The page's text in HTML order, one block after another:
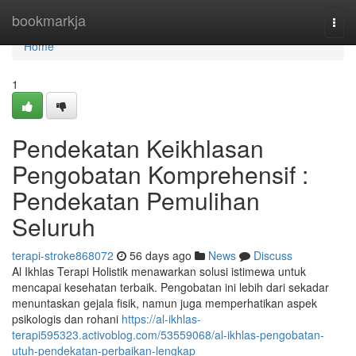
bookmarkja
Home
Home
1
Pendekatan Keikhlasan
Pengobatan Komprehensif :
Pendekatan Pemulihan
Seluruh
terapi-stroke868072 56 days ago News
Discuss
Al Ikhlas Terapi Holistik menawarkan solusi istimewa untuk
mencapai kesehatan terbaik. Pengobatan ini lebih dari sekadar
menuntaskan gejala fisik, namun juga memperhatikan aspek
psikologis dan rohani https://al-ikhlas-
terapi595323.activoblog.com/53559068/al-ikhlas-pengobatan-
utuh-pendekatan-perbaikan-lengkap